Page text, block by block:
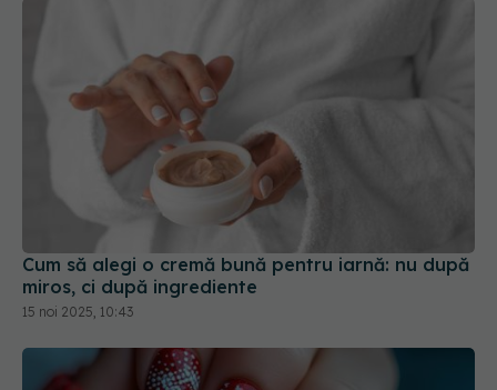
Cum să alegi o cremă bună pentru iarnă: nu după
miros, ci după ingrediente
15 noi 2025, 10:43